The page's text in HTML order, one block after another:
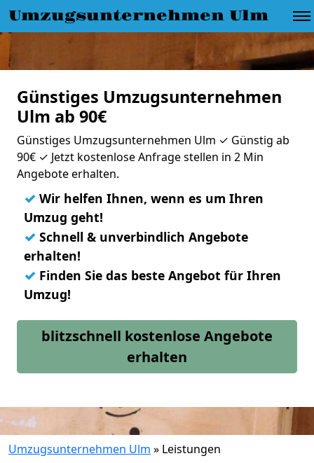
Umzugsunternehmen Ulm
Günstiges Umzugsunternehmen
Ulm ab 90€
Günstiges Umzugsunternehmen Ulm ✓ Günstig ab
90€ ✓ Jetzt kostenlose Anfrage stellen in 2 Min
Angebote erhalten.
✓ Wir helfen Ihnen, wenn es um Ihren
Umzug geht!
✓ Schnell & unverbindlich Angebote
erhalten!
✓ Finden Sie das beste Angebot für Ihren
Umzug!
blitzschnell kostenlose Angebote
erhalten
Umzugsunternehmen Ulm » Leistungen